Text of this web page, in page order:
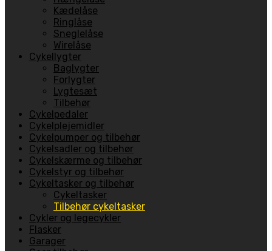
Kædelåse
Ringlåse
Sneglelåse
Wirelåse
Cykellygter
Baglygter
Forlygter
Lygtesæt
Tilbehør
Cykelpedaler
Cykelplejemidler
Cykelpumper og tilbehør
Cykelsadler og tilbehør
Cykelskærme og tilbehør
Cykelstyr og tilbehør
Cykeltasker og tilbehør
Cykeltasker
Tilbehør cykeltasker
Cykler og legecykler
Flasker
Garager